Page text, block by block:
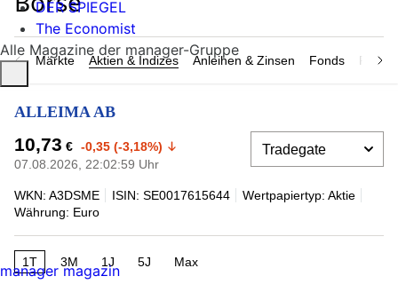
Märkte Aktien & Indizes Anleihen & Zinsen Fonds
ALLEIMA AB
10,73 € -0,35 (-3,18%)
07.08.2026, 22:02:59 Uhr
WKN: A3DSME ISIN: SE0017615644
Wertpapiertyp: Aktie
Währung: Euro
1T 3M 1J 5J Max
DER SPIEGEL
The Economist
Alle Magazine der manager-Gruppe
manager magazin